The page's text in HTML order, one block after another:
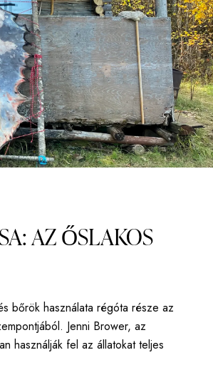
AZ ŐSLAKOS
bőrök használata régóta része az
Jenni Brower, az
használják fel az állatokat teljes